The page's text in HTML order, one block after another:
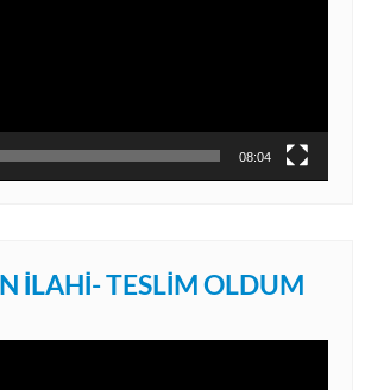
08:04
İLAHI- TESLIM OLDUM